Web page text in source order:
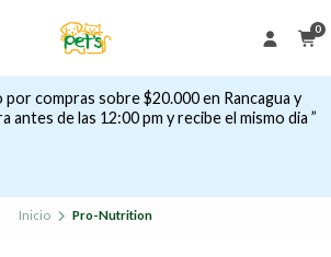
0
compras sobre $20.000 en Rancagua y
antes de las 12:00 pm y recibe el mismo dia ”
Inicio Pro-Nutrition